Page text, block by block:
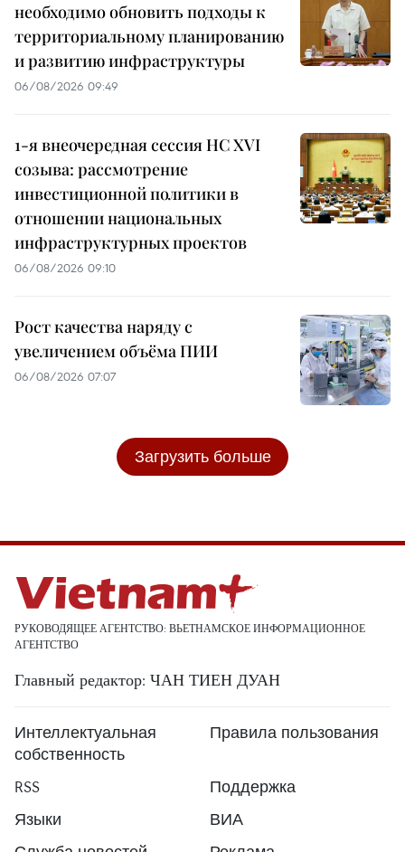
необходимо обновить подходы к
территориальному планированию
и развитию инфраструктуры
06/08/2026 09:49
1-я внеочередная сессия НС XVI
созыва: рассмотрение
инвестиционной политики в
отношении национальных
инфраструктурных проектов
06/08/2026 09:10
Рост качества наряду с
увеличением объёма ПИИ
06/08/2026 07:07
Загрузить больше
РУКОВОДЯЩЕЕ АГЕНТСТВО: ВЬЕТНАМСКОЕ ИНФОРМАЦИОННОЕ
АГЕНТСТВО
Главный редактор: ЧАН ТИЕН ДУАН
Интеллектуальная
собственность
Правила пользования
RSS
Поддержка
Языки
ВИА